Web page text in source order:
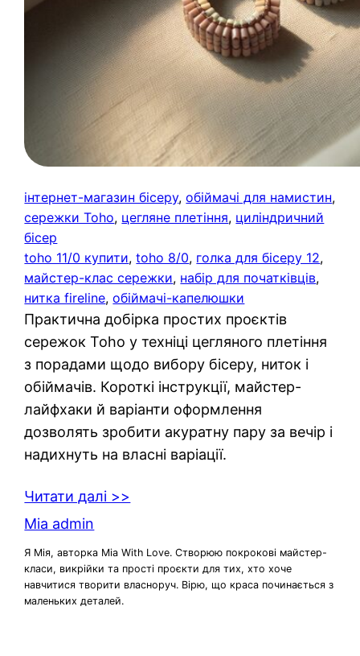
інтернет-магазин бісеру, обіймачі для намистин
сережки Toho, цегляне плетіння, циліндричний
бісер
toho 11/0 купити, toho 8/0, голка для бісеру 12
майстер-клас сережки, набір для початківців
нитка fireline, обіймачі-капелюшки
Практична добірка простих проєктів
сережок Toho у техніці цегляного плетіння
з порадами щодо вибору бісеру, ниток і
обіймачів. Короткі інструкції, майстер-
лайфхаки й варіанти оформлення
дозволять зробити акуратну пару за вечір і
надихнуть на власні варіації.
Читати далі >>
Mia admin
Я Мія, авторка Mia With Love. Створюю покрокові майстер-
класи, викрійки та прості проєкти для тих, хто хоче
навчитися творити власноруч. Вірю, що краса починається з
маленьких деталей.